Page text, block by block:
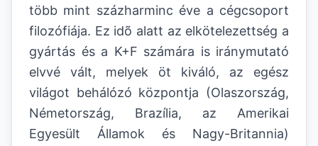
több mint százharminc éve a cégcsoport
filozófiája. Ez idõ alatt az elkötelezettség a
gyártás és a K+F számára is iránymutató
elvvé vált, melyek öt kiváló, az egész
világot behálózó központja (Olaszország,
Németország, Brazília, az Amerikai
Egyesült Államok és Nagy-Britannia)